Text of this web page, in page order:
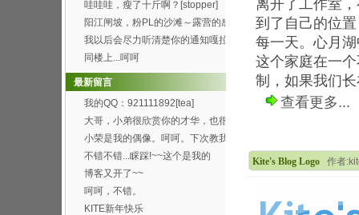
离开了工作室
到了自己的位
每一天。心月
这个家庭在一
制，如果我们
查看更多...
Kite's Blog Logo 作者
哇哇哇，瘦了十斤啊？[stopper]
阳江闸坡，粉PL的沙滩～露营的感
觉真的8错哦～呵呵...
我以后会尽力听清楚你的通知嘎拉
[wink]
同楼上...呵呵
最新留言
我的QQ：921111892[tea]
大哥，小弟很欣赏你的才华，也很
喜欢你博客的这首背景...
小荣是我的偶像。呵呵。下次教我
弄这样的空间。呵呵
不错不错...睬踩!~~这个是我的
http://h...
博客又开了~~
呵呵，不错。
KITE新年快乐